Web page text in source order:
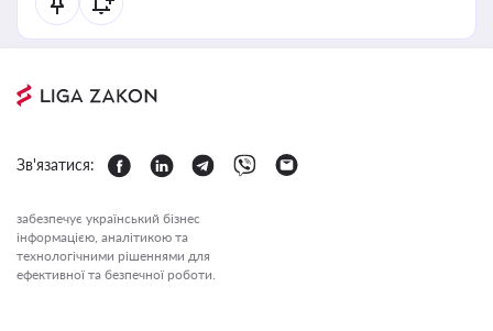
Зв'язатися:
забезпечує український бізнес
інформацією, аналітикою та
технологічними рішеннями для
ефективної та безпечної роботи.